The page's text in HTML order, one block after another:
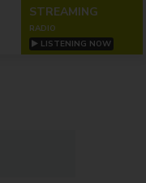
STREAMING
RADIO
LISTENING NOW